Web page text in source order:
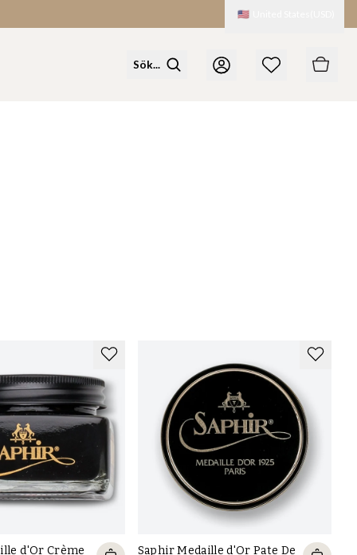
🇺🇸
d'Or Crème
Saphir Medaille d'Or Pate De